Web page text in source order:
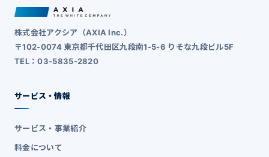
株式会社アクシア（AXIA Inc.）
〒102-0074 東京都千代田区九段南1-5-6 りそな九段ビル5F
TEL：03-5835-2820
サービス・情報
サービス・事業紹介
料金について